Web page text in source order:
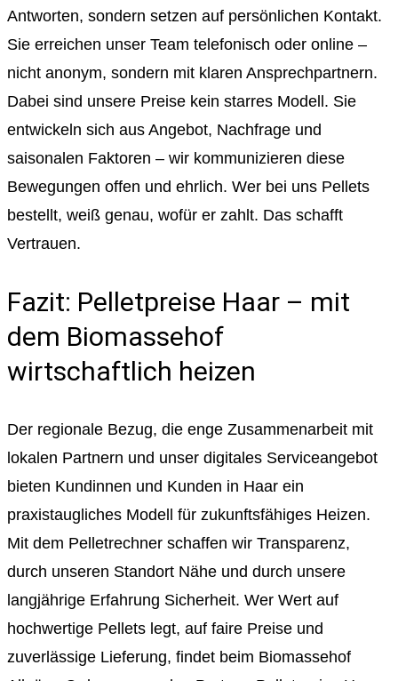
Antworten, sondern setzen auf persönlichen Kontakt.
Sie erreichen unser Team telefonisch oder online –
nicht anonym, sondern mit klaren Ansprechpartnern.
Dabei sind unsere Preise kein starres Modell. Sie
entwickeln sich aus Angebot, Nachfrage und
saisonalen Faktoren – wir kommunizieren diese
Bewegungen offen und ehrlich. Wer bei uns Pellets
bestellt, weiß genau, wofür er zahlt. Das schafft
Vertrauen.
Fazit: Pelletpreise Haar – mit
dem Biomassehof
wirtschaftlich heizen
Der regionale Bezug, die enge Zusammenarbeit mit
lokalen Partnern und unser digitales Serviceangebot
bieten Kundinnen und Kunden in Haar ein
praxistaugliches Modell für zukunftsfähiges Heizen.
Mit dem Pelletrechner schaffen wir Transparenz,
durch unseren Standort Nähe und durch unsere
langjährige Erfahrung Sicherheit. Wer Wert auf
hochwertige Pellets legt, auf faire Preise und
zuverlässige Lieferung, findet beim Biomassehof